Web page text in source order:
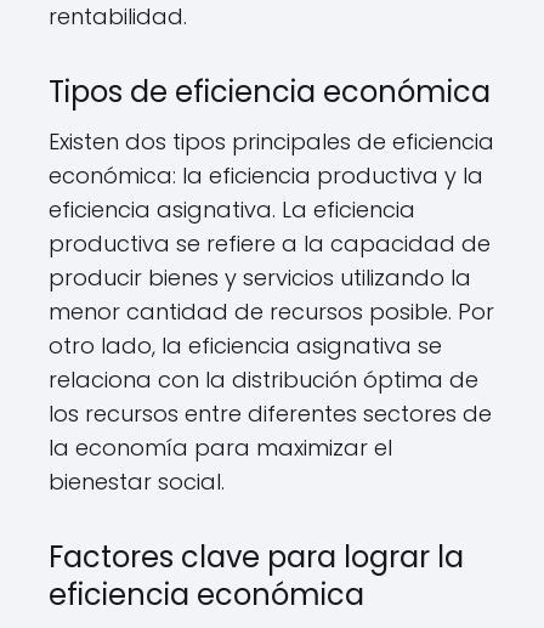
rentabilidad.
Tipos de eficiencia económica
Existen dos tipos principales de eficiencia
económica: la eficiencia productiva y la
eficiencia asignativa. La eficiencia
productiva se refiere a la capacidad de
producir bienes y servicios utilizando la
menor cantidad de recursos posible. Por
otro lado, la eficiencia asignativa se
relaciona con la distribución óptima de
los recursos entre diferentes sectores de
la economía para maximizar el
bienestar social.
Factores clave para lograr la
eficiencia económica